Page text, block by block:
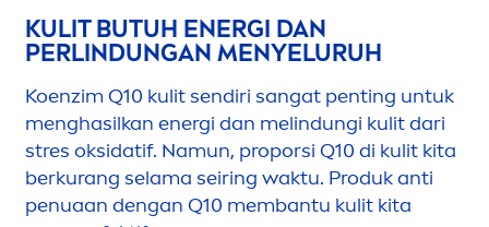
KULIT BUTUH ENERGI DAN
PERLINDUNGAN MENYELURUH
Koenzim Q10 kulit sendiri sangat penting untuk
menghasilkan energi dan melindungi kulit dari
stres oksidatif. Namun, proporsi Q10 di kulit kita
berkurang selama seiring waktu. Produk anti
penuaan dengan Q10 membantu kulit kita